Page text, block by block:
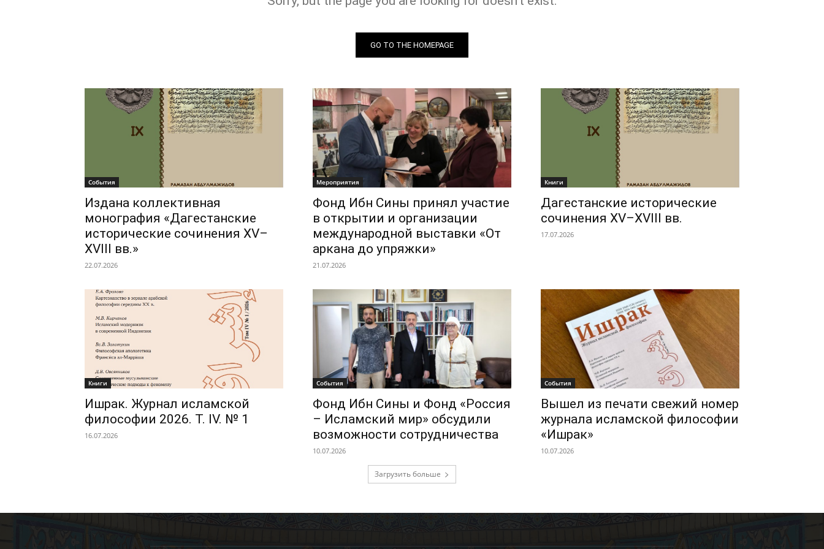
GO TO THE HOMEPAGE
События
Издана коллективная
монография «Дагестанские
исторические сочинения XV–
XVIII вв.»
22.07.2026
Мероприятия
Фонд Ибн Сины принял участие
в открытии и организации
международной выставки «От
аркана до упряжки»
21.07.2026
Книги
Дагестанские исторические
сочинения XV–XVIII вв.
17.07.2026
Книги
Ишрак. Журнал исламской
философии 2026. Т. IV. № 1
16.07.2026
События
Фонд Ибн Сины и Фонд «Россия
– Исламский мир» обсудили
возможности сотрудничества
10.07.2026
События
Вышел из печати свежий номер
журнала исламской философии
«Ишрак»
10.07.2026
Загрузить больше